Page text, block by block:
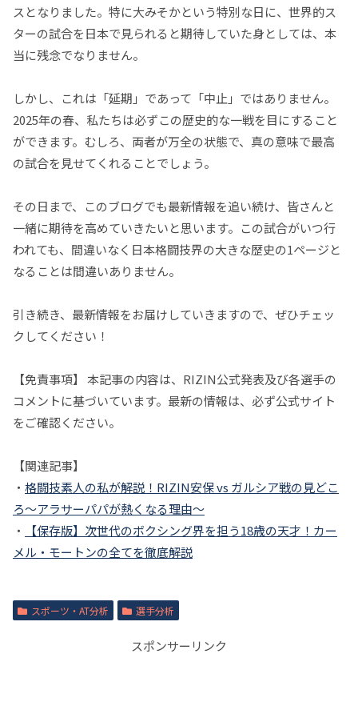
スとなりました。特に大みそかという特別な日に、世界的ス
ターの試合を日本で見られると期待していた身としては、本
当に残念でなりません。
しかし、これは「延期」であって「中止」ではありません。
2025年の春、私たちは必ずこの歴史的な一戦を目にすること
ができます。むしろ、両者が万全の状態で、真の意味で最高
の試合を見せてくれることでしょう。
その日まで、このブログでも最新情報を追い続け、皆さんと
一緒に期待を高めていきたいと思います。この試合がいつ行
われても、間違いなく日本格闘技界の大きな歴史の1ページと
なることは間違いありません。
引き続き、最新情報をお届けしていきますので、ぜひチェッ
クしてください！
【免責事項】 本記事の内容は、RIZIN公式発表及び各選手の
コメントに基づいています。最新の情報は、必ず公式サイト
をご確認ください。
【関連記事】
・ 格闘技素人の私が解説！RIZIN安保 vs ガルシア戦の見どこ
ろ〜アラサーパパが熱くなる理由〜
・
【保存版】次世代のボクシング界を担う18歳の天才！カー
メル・モートンの全てを徹底解説
スポーツ・AT分析 選手分析
スポンサーリンク